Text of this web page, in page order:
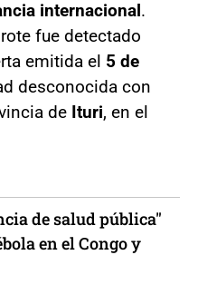
internacional.
fue detectado
emitida el 5 de
desconocida con
de Ituri, en el
de salud pública"
en el Congo y